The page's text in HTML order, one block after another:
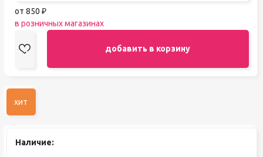
от 850 ₽
в розничных магазинах
добавить в корзину
хит
Наличие: